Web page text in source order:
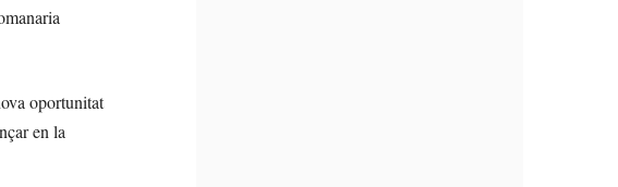
oportunitat
en la